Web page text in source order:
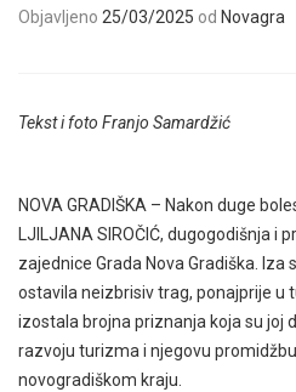
Objavljeno 25/03/2025 od Novagra
Tekst i foto Franjo Samardžić
NOVA GRADIŠKA – Nakon duge
LJILJANA SIROČIĆ, dugogodišnja i
zajednice Grada Nova Gradiška. Iza
ostavila neizbrisiv trag, ponajprije u
izostala brojna priznanja koja su joj
razvoju turizma i njegovu promidžbu
novogradiškom kraju.